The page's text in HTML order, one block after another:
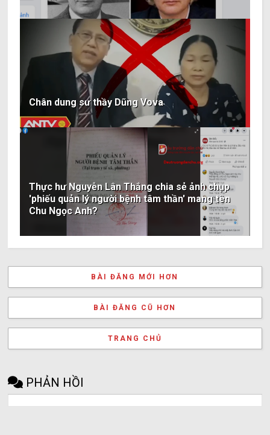
Chân dung sư thầy Dũng Vova
Thực hư Nguyễn Lân Thắng chia sẻ ảnh chụp
'phiếu quản lý người bệnh tâm thần' mang tên
Chu Ngọc Anh?
BÀI ĐĂNG MỚI HƠN
BÀI ĐĂNG CŨ HƠN
TRANG CHỦ
PHẢN HỒI